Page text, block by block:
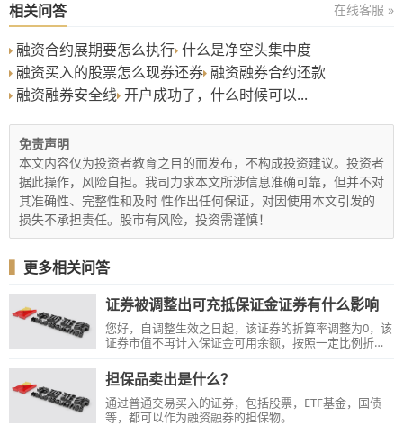
相关问答 在线客服 »
融资合约展期要怎么执行 什么是净空头集中度
融资买入的股票怎么现券还券 融资融券合约还款
融资融券安全线 开户成功了，什么时候可以...
免责声明
本文内容仅为投资者教育之目的而发布，不构成投资建议。投资者
据此操作，风险自担。我司力求本文所涉信息准确可靠，但并不对
其准确性、完整性和及时 性作出任何保证，对因使用本文引发的
损失不承担责任。股市有风险，投资需谨慎！
▍ 更多相关问答
证券被调整出可充抵保证金证券有什么影响
您好，自调整生效之日起，该证券的折算率调整为0，该
证券市值不再计入保证金可用余额，按照一定比例折算
情况下转出该证券，也可以卖出该证券，但不得再买入
该证券。不允许转入该证券作为担保物。
担保品卖出是什么？
通过普通交易买入的证券，包括股票，ETF基金，国债
等，都可以作为融资融券的担保物。